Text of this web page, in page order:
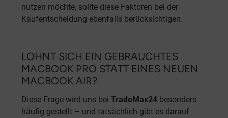
nutzen möchte, sollte diese Faktoren bei der
Kaufentscheidung ebenfalls berücksichtigen.
LOHNT SICH EIN GEBRAUCHTES
MACBOOK PRO STATT EINES NEUEN
MACBOOK AIR?
Diese Frage wird uns bei TradeMax24 besonders
häufig gestellt – und tatsächlich gibt es darauf